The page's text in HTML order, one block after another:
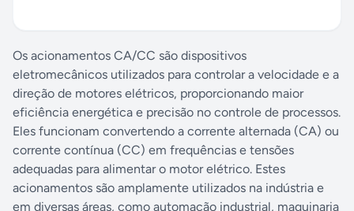
Os acionamentos CA/CC são dispositivos
eletromecânicos utilizados para controlar a velocidade e a
direção de motores elétricos, proporcionando maior
eficiência energética e precisão no controle de processos.
Eles funcionam convertendo a corrente alternada (CA) ou
corrente contínua (CC) em frequências e tensões
adequadas para alimentar o motor elétrico. Estes
acionamentos são amplamente utilizados na indústria e
em diversas áreas, como automação industrial, maquinaria